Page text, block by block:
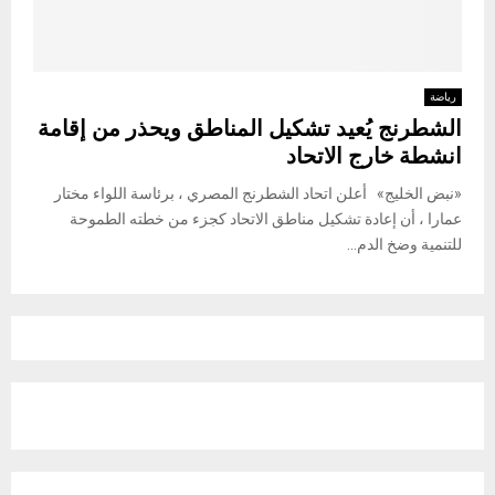
رياضة
الشطرنج يُعيد تشكيل المناطق ويحذر من إقامة
انشطة خارج الاتحاد
«نبض الخليج» أعلن اتحاد الشطرنج المصري ، برئاسة اللواء مختار
عمارا ، أن إعادة تشكيل مناطق الاتحاد كجزء من خطته الطموحة
للتنمية وضخ الدم...